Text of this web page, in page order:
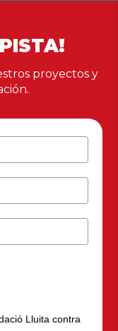
proyectos y
Lluita contra